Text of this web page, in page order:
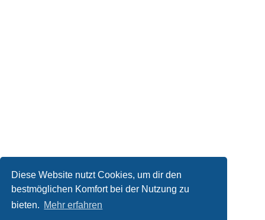
Diese Website nutzt Cookies, um dir den
bestmöglichen Komfort bei der Nutzung zu
bieten. Mehr erfahren